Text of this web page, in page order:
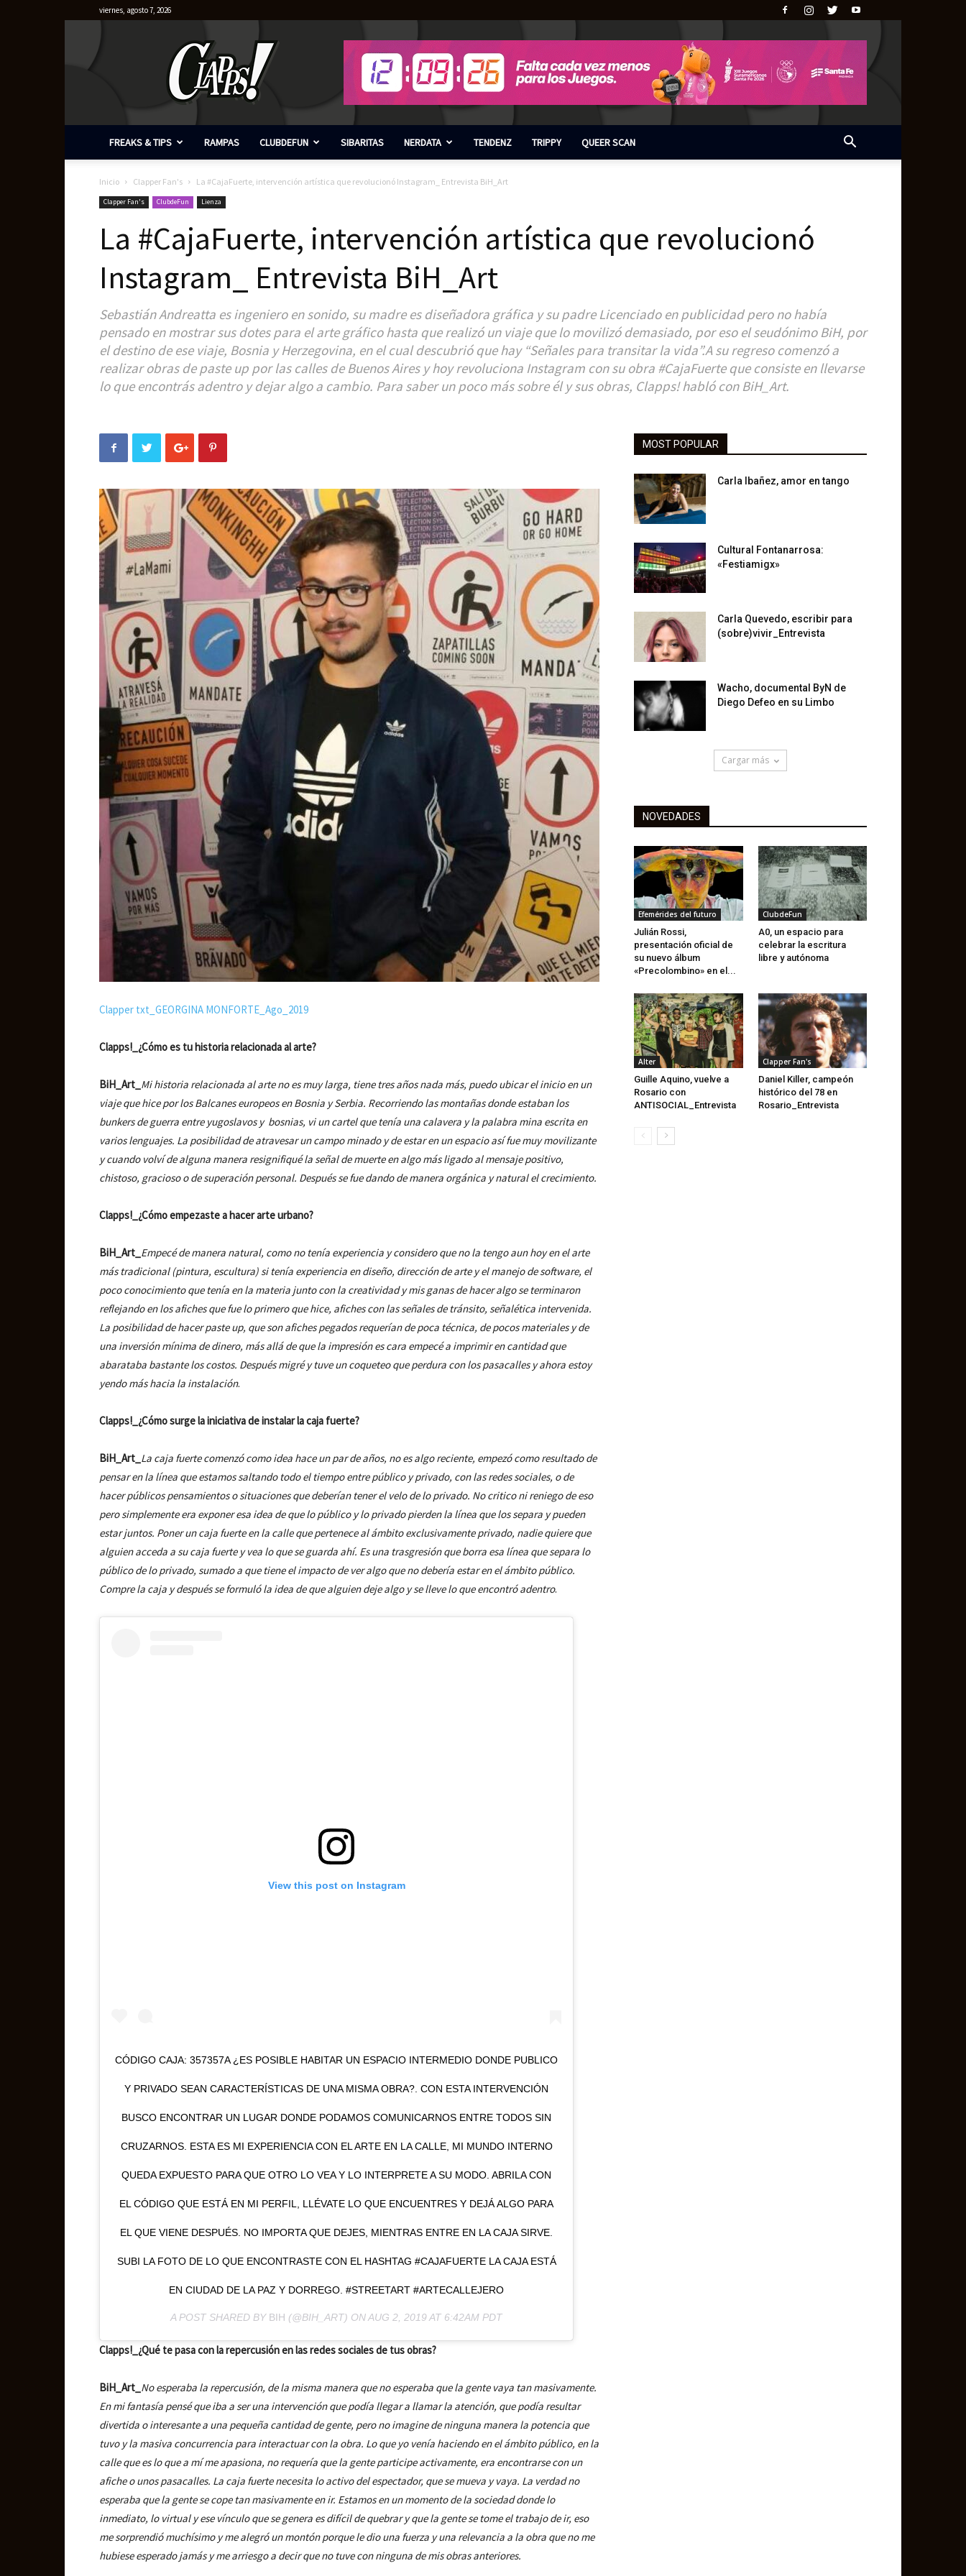
viernes, agosto 7, 2026
FREAKS & TIPS RAMPAS CLUBDEFUN SIBARITAS NERDATA TENDENZ TRIPPY QUEER SCAN
Inicio Clapper Fan's La #CajaFuerte, intervención artística que revolucionó Instagram_ Entrevista BiH_Art
Clapper Fan's ClubdeFun Lienza
La #CajaFuerte, intervención artística que revolucionó
Instagram_ Entrevista BiH_Art
Sebastián Andreatta es ingeniero en sonido, su madre es diseñadora gráfica y su padre Licenciado en publicidad pero no había
pensado en mostrar sus dotes para el arte gráfico hasta que realizó un viaje que lo movilizó demasiado, por eso el seudónimo BiH, por
el destino de ese viaje, Bosnia y Herzegovina, en el cual descubrió que hay “Señales para transitar la vida”.A su regreso comenzó a
realizar obras de paste up por las calles de Buenos Aires y hoy revoluciona Instagram con su obra #CajaFuerte que consiste en llevarse
lo que encontrás adentro y dejar algo a cambio. Para saber un poco más sobre él y sus obras, Clapps! habló con BiH_Art.
Clapper txt_GEORGINA MONFORTE_Ago_2019
Clapps!_¿Cómo es tu historia relacionada al arte?
BiH_Art_ Mi historia relacionada al arte no es muy larga, tiene tres años nada más, puedo ubicar el inicio en un
viaje que hice por los Balcanes europeos en Bosnia y Serbia. Recorriendo las montañas donde estaban los
bunkers de guerra entre yugoslavos y bosnias, vi un cartel que tenía una calavera y la palabra mina escrita en
varios lenguajes. La posibilidad de atravesar un campo minado y de estar en un espacio así fue muy movilizante
y cuando volví de alguna manera resignifiqué la señal de muerte en algo más ligado al mensaje positivo,
chistoso, gracioso o de superación personal. Después se fue dando de manera orgánica y natural el crecimiento.
Clapps!_¿Cómo empezaste a hacer arte urbano?
BiH_Art_ Empecé de manera natural, como no tenía experiencia y considero que no la tengo aun hoy en el arte
más tradicional (pintura, escultura) si tenía experiencia en diseño, dirección de arte y el manejo de software, el
poco conocimiento que tenía en la materia junto con la creatividad y mis ganas de hacer algo se terminaron
reflejando en los afiches que fue lo primero que hice, afiches con las señales de tránsito, señalética intervenida.
La posibilidad de hacer paste up, que son afiches pegados requerían de poca técnica, de pocos materiales y de
una inversión mínima de dinero, más allá de que la impresión es cara empecé a imprimir en cantidad que
abarataba bastante los costos. Después migré y tuve un coqueteo que perdura con los pasacalles y ahora estoy
yendo más hacia la instalación.
Clapps!_¿Cómo surge la iniciativa de instalar la caja fuerte?
BiH_Art_ La caja fuerte comenzó como idea hace un par de años, no es algo reciente, empezó como resultado de
pensar en la línea que estamos saltando todo el tiempo entre público y privado, con las redes sociales, o de
hacer públicos pensamientos o situaciones que deberían tener el velo de lo privado. No critico ni reniego de eso
pero simplemente era exponer esa idea de que lo público y lo privado pierden la línea que los separa y pueden
estar juntos. Poner un caja fuerte en la calle que pertenece al ámbito exclusivamente privado, nadie quiere que
alguien acceda a su caja fuerte y vea lo que se guarda ahí. Es una trasgresión que borra esa línea que separa lo
público de lo privado, sumado a que tiene el impacto de ver algo que no debería estar en el ámbito público.
Compre la caja y después se formuló la idea de que alguien deje algo y se lleve lo que encontró adentro.
View this post on Instagram
CÓDIGO CAJA: 357357A ¿ES POSIBLE HABITAR UN ESPACIO INTERMEDIO DONDE PUBLICO
Y PRIVADO SEAN CARACTERÍSTICAS DE UNA MISMA OBRA?. CON ESTA INTERVENCIÓN
BUSCO ENCONTRAR UN LUGAR DONDE PODAMOS COMUNICARNOS ENTRE TODOS SIN
CRUZARNOS. ESTA ES MI EXPERIENCIA CON EL ARTE EN LA CALLE, MI MUNDO INTERNO
QUEDA EXPUESTO PARA QUE OTRO LO VEA Y LO INTERPRETE A SU MODO. ABRILA CON
EL CÓDIGO QUE ESTÁ EN MI PERFIL, LLÉVATE LO QUE ENCUENTRES Y DEJÁ ALGO PARA
EL QUE VIENE DESPUÉS. NO IMPORTA QUE DEJES, MIENTRAS ENTRE EN LA CAJA SIRVE.
SUBI LA FOTO DE LO QUE ENCONTRASTE CON EL HASHTAG #CAJAFUERTE LA CAJA ESTÁ
EN CIUDAD DE LA PAZ Y DORREGO. #STREETART #ARTECALLEJERO
A POST SHARED BY BIH (@BIH_ART) ONAUG 2, 2019 AT 6:42AM PDT
Clapps!_¿Qué te pasa con la repercusión en las redes sociales de tus obras?
BiH_Art_ No esperaba la repercusión, de la misma manera que no esperaba que la gente vaya tan masivamente.
En mi fantasía pensé que iba a ser una intervención que podía llegar a llamar la atención, que podía resultar
divertida o interesante a una pequeña cantidad de gente, pero no imagine de ninguna manera la potencia que
tuvo y la masiva concurrencia para interactuar con la obra. Lo que yo venía haciendo en el ámbito público, en la
calle que es lo que a mí me apasiona, no requería que la gente participe activamente, era encontrarse con un
afiche o unos pasacalles. La caja fuerte necesita lo activo del espectador, que se mueva y vaya. La verdad no
esperaba que la gente se cope tan masivamente en ir. Estamos en un momento de la sociedad donde lo
inmediato, lo virtual y ese vínculo que se genera es difícil de quebrar y que la gente se tome el trabajo de ir, eso
me sorprendió muchísimo y me alegró un montón porque le dio una fuerza y una relevancia a la obra que no me
hubiese esperado jamás y me arriesgo a decir que no tuve con ninguna de mis obras anteriores.
MOST POPULAR
Carla Ibañez, amor en tango
Cultural Fontanarrosa:
«Festiamigx»
Carla Quevedo, escribir para
(sobre)vivir_Entrevista
Wacho, documental ByN de
Diego Defeo en su Limbo
Cargar más
NOVEDADES
Efemérides del futuro
Julián Rossi,
presentación oficial de
su nuevo álbum
«Precolombino» en el...
ClubdeFun
A0, un espacio para
celebrar la escritura
libre y autónoma
Alter
Guille Aquino, vuelve a
Rosario con
ANTISOCIAL_Entrevista
Clapper Fan's
Daniel Killer, campeón
histórico del 78 en
Rosario_Entrevista